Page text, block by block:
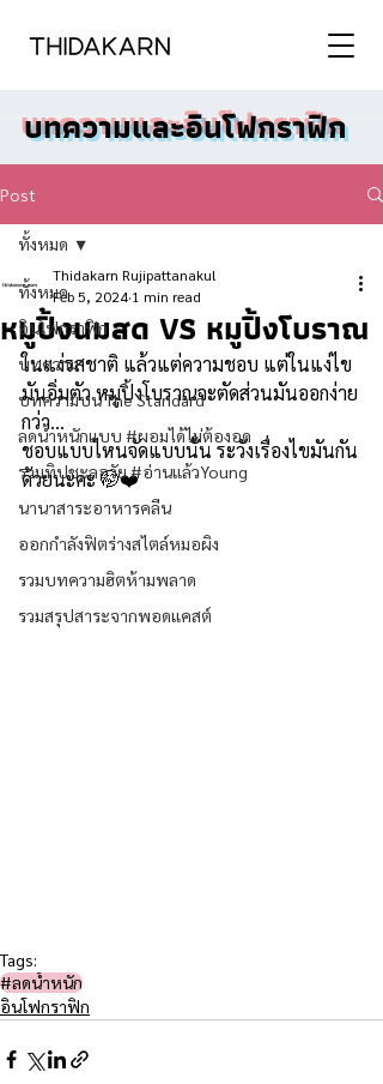
บทความและอินโฟกราฟิก
Post
ทั้งหมด
อินโฟกราฟิก
บทความ
บทความบน The Standard
ลดน้ำหนักแบบ #ผอมได้ไม่ต้องอด
รวมทิปชะลอวัย #อ่านแล้วYoung
นานาสาระอาหารคลีน
ออกกำลังฟิตร่างสไตล์หมอผิง
รวมบทความฮิตห้ามพลาด
รวมสรุปสาระจากพอดแคสต์
ทั้งหมด
หมูปิ้งนมสด VS หมูปิ้งโบราณ
Thidakarn Rujipattanakul
Feb 5, 2024 1 min read
ในแง่รสชาติ แล้วแต่ความชอบ แต่ในแง่ไข
มันอิ่มตัว หมูปิ้งโบราณจะตัดส่วนมันออกง่าย
กว่า...
ชอบแบบไหนจัดแบบนั้น ระวังเรื่องไขมันกัน
ด้วยนะคะ 🤭❤️
Tags:
#ลดน้ำหนัก
อินโฟกราฟิก